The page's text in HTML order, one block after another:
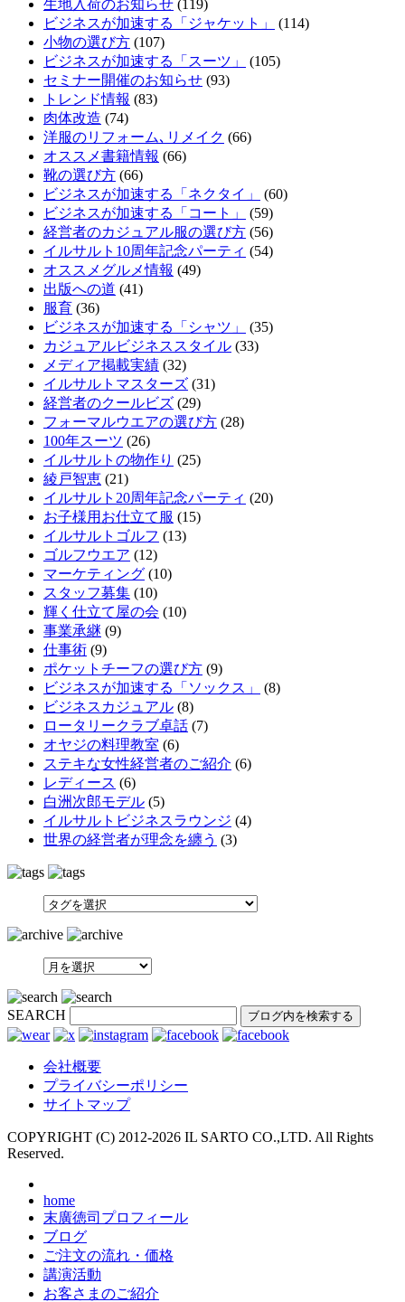
生地入荷のお知らせ (119)
ビジネスが加速する「ジャケット」
(114)
小物の選び方 (107)
ビジネスが加速する「スーツ」
(105)
セミナー開催のお知らせ (93)
トレンド情報 (83)
肉体改造 (74)
洋服のリフォーム､リメイク (66)
オススメ書籍情報 (66)
靴の選び方 (66)
ビジネスが加速する「ネクタイ」
(60)
ビジネスが加速する「コート」
(59)
経営者のカジュアル服の選び方 (56)
イルサルト10周年記念パーティ (54)
オススメグルメ情報 (49)
出版への道 (41)
服育 (36)
ビジネスが加速する「シャツ」
(35)
カジュアルビジネススタイル (33)
メディア掲載実績 (32)
イルサルトマスターズ (31)
経営者のクールビズ (29)
フォーマルウエアの選び方 (28)
100年スーツ (26)
イルサルトの物作り (25)
綾戸智恵 (21)
イルサルト20周年記念パーティ (20)
お子様用お仕立て服 (15)
イルサルトゴルフ (13)
ゴルフウエア (12)
マーケティング (10)
スタッフ募集 (10)
輝く仕立て屋の会 (10)
事業承継 (9)
仕事術 (9)
ポケットチーフの選び方 (9)
ビジネスが加速する「ソックス」
(8)
ビジネスカジュアル (8)
ロータリークラブ卓話 (7)
オヤジの料理教室 (6)
ステキな女性経営者のご紹介 (6)
レディース (6)
白洲次郎モデル (5)
イルサルトビジネスラウンジ (4)
世界の経営者が理念を纏う (3)
SEARCH
会社概要
プライバシーポリシー
サイトマップ
COPYRIGHT (C) 2012-2026 IL SARTO CO.,LTD. All Rights
Reserved.
home
末廣徳司プロフィール
ブログ
ご注文の流れ・価格
講演活動
お客さまのご紹介